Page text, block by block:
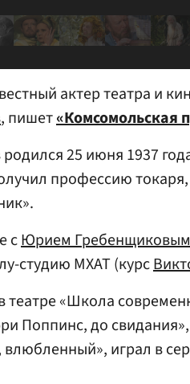
актер театра и
, пишет«Комсомольская
25 июня 1937
профессию
сЮрием Гребенщиковым
студию МХАТ (курс
«Школа
Поппинс, до
играл в